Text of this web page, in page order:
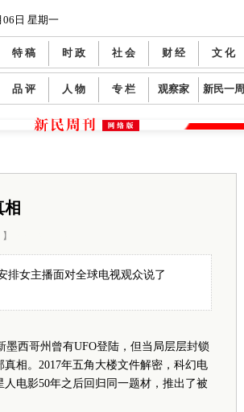
06日 星期一
特 稿 时 政 社 会 财 经 文 化
品 评 人 物 专 栏 观察家 新民一周
排女主播面对全球电视观众说了
西哥州曾有UFO登陆，但当局层层封锁
相。2017年五角大楼文件解密，科幻电
电影50年之后回归同一题材，推出了被